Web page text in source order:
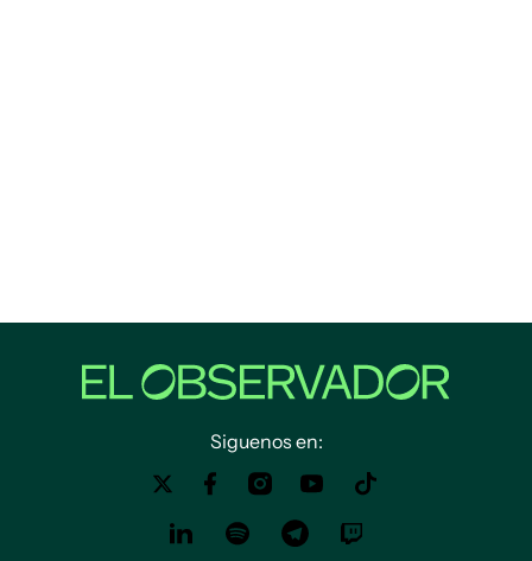
Siguenos en: